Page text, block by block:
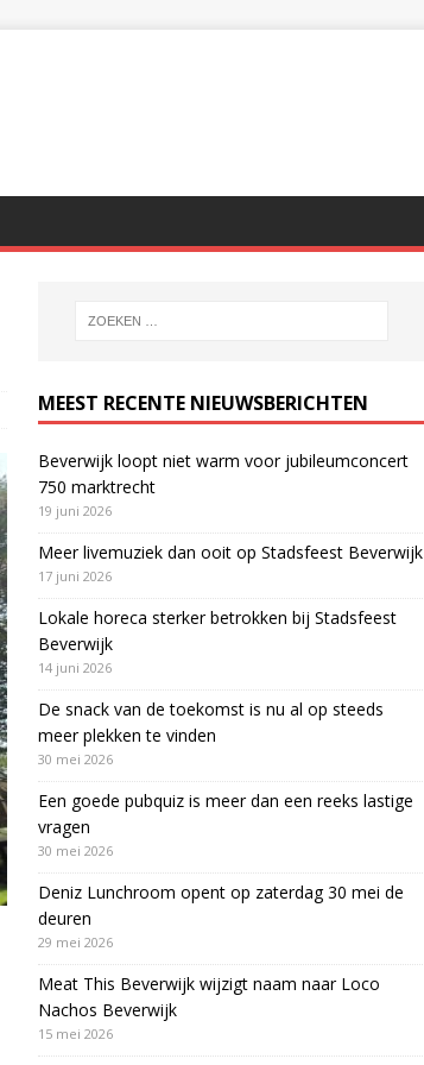
MEEST RECENTE NIEUWSBERICHTEN
Beverwijk loopt niet warm voor jubileumconcert
750 marktrecht
19 juni 2026
Meer livemuziek dan ooit op Stadsfeest Beverwijk
17 juni 2026
Lokale horeca sterker betrokken bij Stadsfeest
Beverwijk
14 juni 2026
De snack van de toekomst is nu al op steeds
meer plekken te vinden
30 mei 2026
Een goede pubquiz is meer dan een reeks lastige
vragen
30 mei 2026
Deniz Lunchroom opent op zaterdag 30 mei de
deuren
29 mei 2026
Meat This Beverwijk wijzigt naam naar Loco
Nachos Beverwijk
15 mei 2026